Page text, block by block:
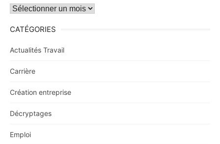
Archives
CATÉGORIES
Actualités Travail
Carrière
Création entreprise
Décryptages
Emploi